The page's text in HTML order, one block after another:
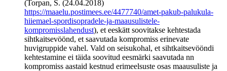
(Torpan, S. (24.04.2018)
https://maaelu.postimees.ee/4477740/amet-pakub-palukula-
hiiemael-spordisopradele-ja-maausulistele-
kompromisslahendust), et eeskätt soovitakse kehtestada
sihtkaitsevöönd, et saavutada kompromiss erinevate
huvigruppide vahel. Vald on seisukohal, et sihtkaitsevööndi
kehtestamine ei täida soovitud eesmärki saavutada nn
kompromiss aastaid kestnud erimeelsuste osas maausuliste ja